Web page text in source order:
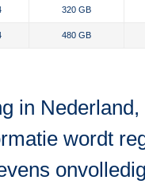
320 GB
480 GB
in
wordt